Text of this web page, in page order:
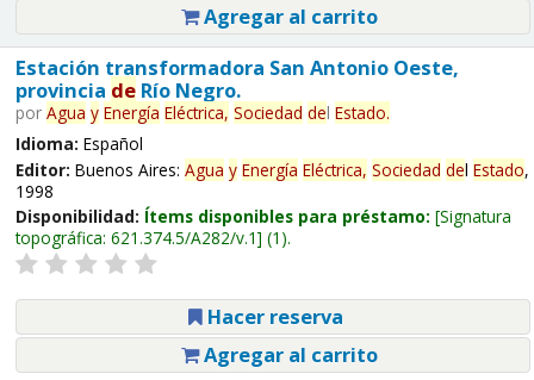
Agregar al carrito
Estación transformadora San Antonio Oeste,
provincia deRío Negro.
por Agua y Energía Eléctrica, Sociedad del Estado.
Idioma: Español
Editor: Buenos Aires: Agua y Energía Eléctrica, Sociedad del Estado,
1998
Disponibilidad: Ítems disponibles para préstamo: Signatura
topográfica: 621.374.5/A282/v.1 (1).
Hacer reserva
Agregar al carrito